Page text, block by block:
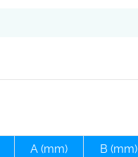
A (mm) B (mm)